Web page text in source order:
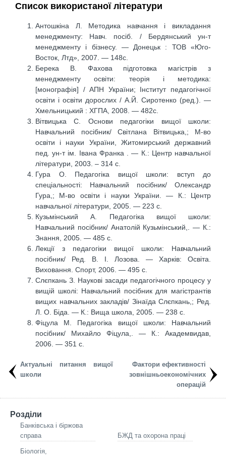
Список використаної літератури
Антошкіна Л. Методика навчання і викладання
менеджменту: Навч. посіб. / Бердянський ун-т
менеджменту і бізнесу. — Донецьк : ТОВ «Юго-
Восток, Лтд», 2007. — 148с.
Берека В. Фахова підготовка магістрів з
менеджменту освіти: теорія і методика:
[монографія] / АПН України; Інститут педагогічної
освіти і освіти дорослих / А.Й. Сиротенко (ред.). —
Хмельницький : ХГПА, 2008. — 482с.
Вітвицька С. Основи педагогіки вищої школи:
Навчальний посібник/ Світлана Вітвицька,; М-во
освіти і науки України, Житомирський державний
пед. ун-т ім. Івана Франка . — К.: Центр навчальної
літератури, 2003. – 314 с.
Гура О. Педагогіка вищої школи: вступ до
спеціальності: Навчальний посібник/ Олександр
Гура,; М-во освіти і науки України. — К.: Центр
навчальної літератури, 2005. — 223 с.
Кузьмінський А. Педагогіка вищої школи:
Навчальний посібник/ Анатолій Кузьмінський,. — К.:
Знання, 2005. — 485 с.
Лекції з педагогіки вищої школи: Навчальний
посібник/ Ред. В. І. Лозова. — Харків: Освіта.
Виховання. Спорт, 2006. — 495 с.
Слєпкань З. Наукові засади педагогічного процесу у
вищій школі: Навчальний посібник для магістрантів
вищих навчальних закладів/ Зінаїда Слєпкань,; Ред.
Л. О. Біда. — К.: Вища школа, 2005. — 238 с.
Фіцула М. Педагогіка вищої школи: Навчальний
посібник/ Михайло Фіцула,. — К.: Академвидав,
2006. — 351 с.
Актуальні питання вищої
школи
Фактори ефективностi
зовнішньоекономiчних
операцiй
Розділи
Банківська і біржова
справа
БЖД та охорона праці
Біологія,